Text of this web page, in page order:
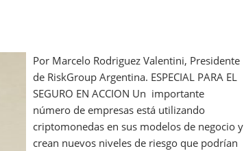
Por Marcelo Rodriguez Valentini, Presidente
de RiskGroup Argentina. ESPECIAL PARA EL
SEGURO EN ACCION Un importante
número de empresas está utilizando
criptomonedas en sus modelos de negocio y
crean nuevos niveles de riesgo que podrían